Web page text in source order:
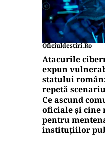
Oficiuldestiri.ro
Atacurile
expun
statului
repetă
Ce ascund
oficiale și cine
pentru
instituțiilor